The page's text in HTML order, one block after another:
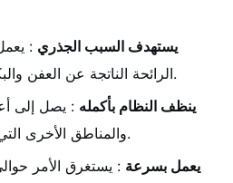
يستهدف السبب الجذري :
الرائحة الناتجة عن العفن والبكتيريا بدلاً من تغطيتها.
ينظف النظام بأكمله : يصل إلى
والمناطق الأخرى التي يصعب الوصول إليها.
يعمل بسرعة